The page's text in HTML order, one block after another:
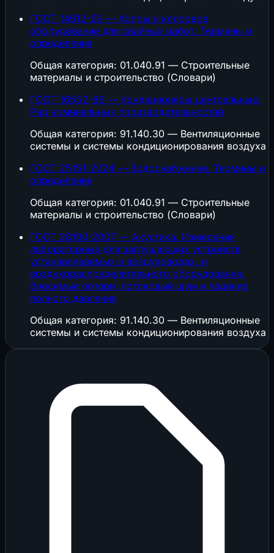
ГОСТ 14612-69 — Копры и копровое
оборудование для свайных работ. Термины и
определения
Общая категория: 01.040.91 — Строительные
материалы и строительство (Словари)
ГОСТ 16552-86 — Кондиционеры центральные.
Ряд номинальных производительностей
Общая категория: 91.140.30 — Вентиляционные
системы и системы кондиционирования воздуха
ГОСТ 25151-2024 — Водоснабжение. Термины и
определения
Общая категория: 01.040.91 — Строительные
материалы и строительство (Словари)
ГОСТ 28100-2007 — Акустика. Измерения
лабораторные для заглушающих устройств,
устанавливаемых в воздуховодах, и
воздухораспределительного оборудования.
Вносимые потери, потоковый шум и падение
полного давления
Общая категория: 91.140.30 — Вентиляционные
системы и системы кондиционирования воздуха